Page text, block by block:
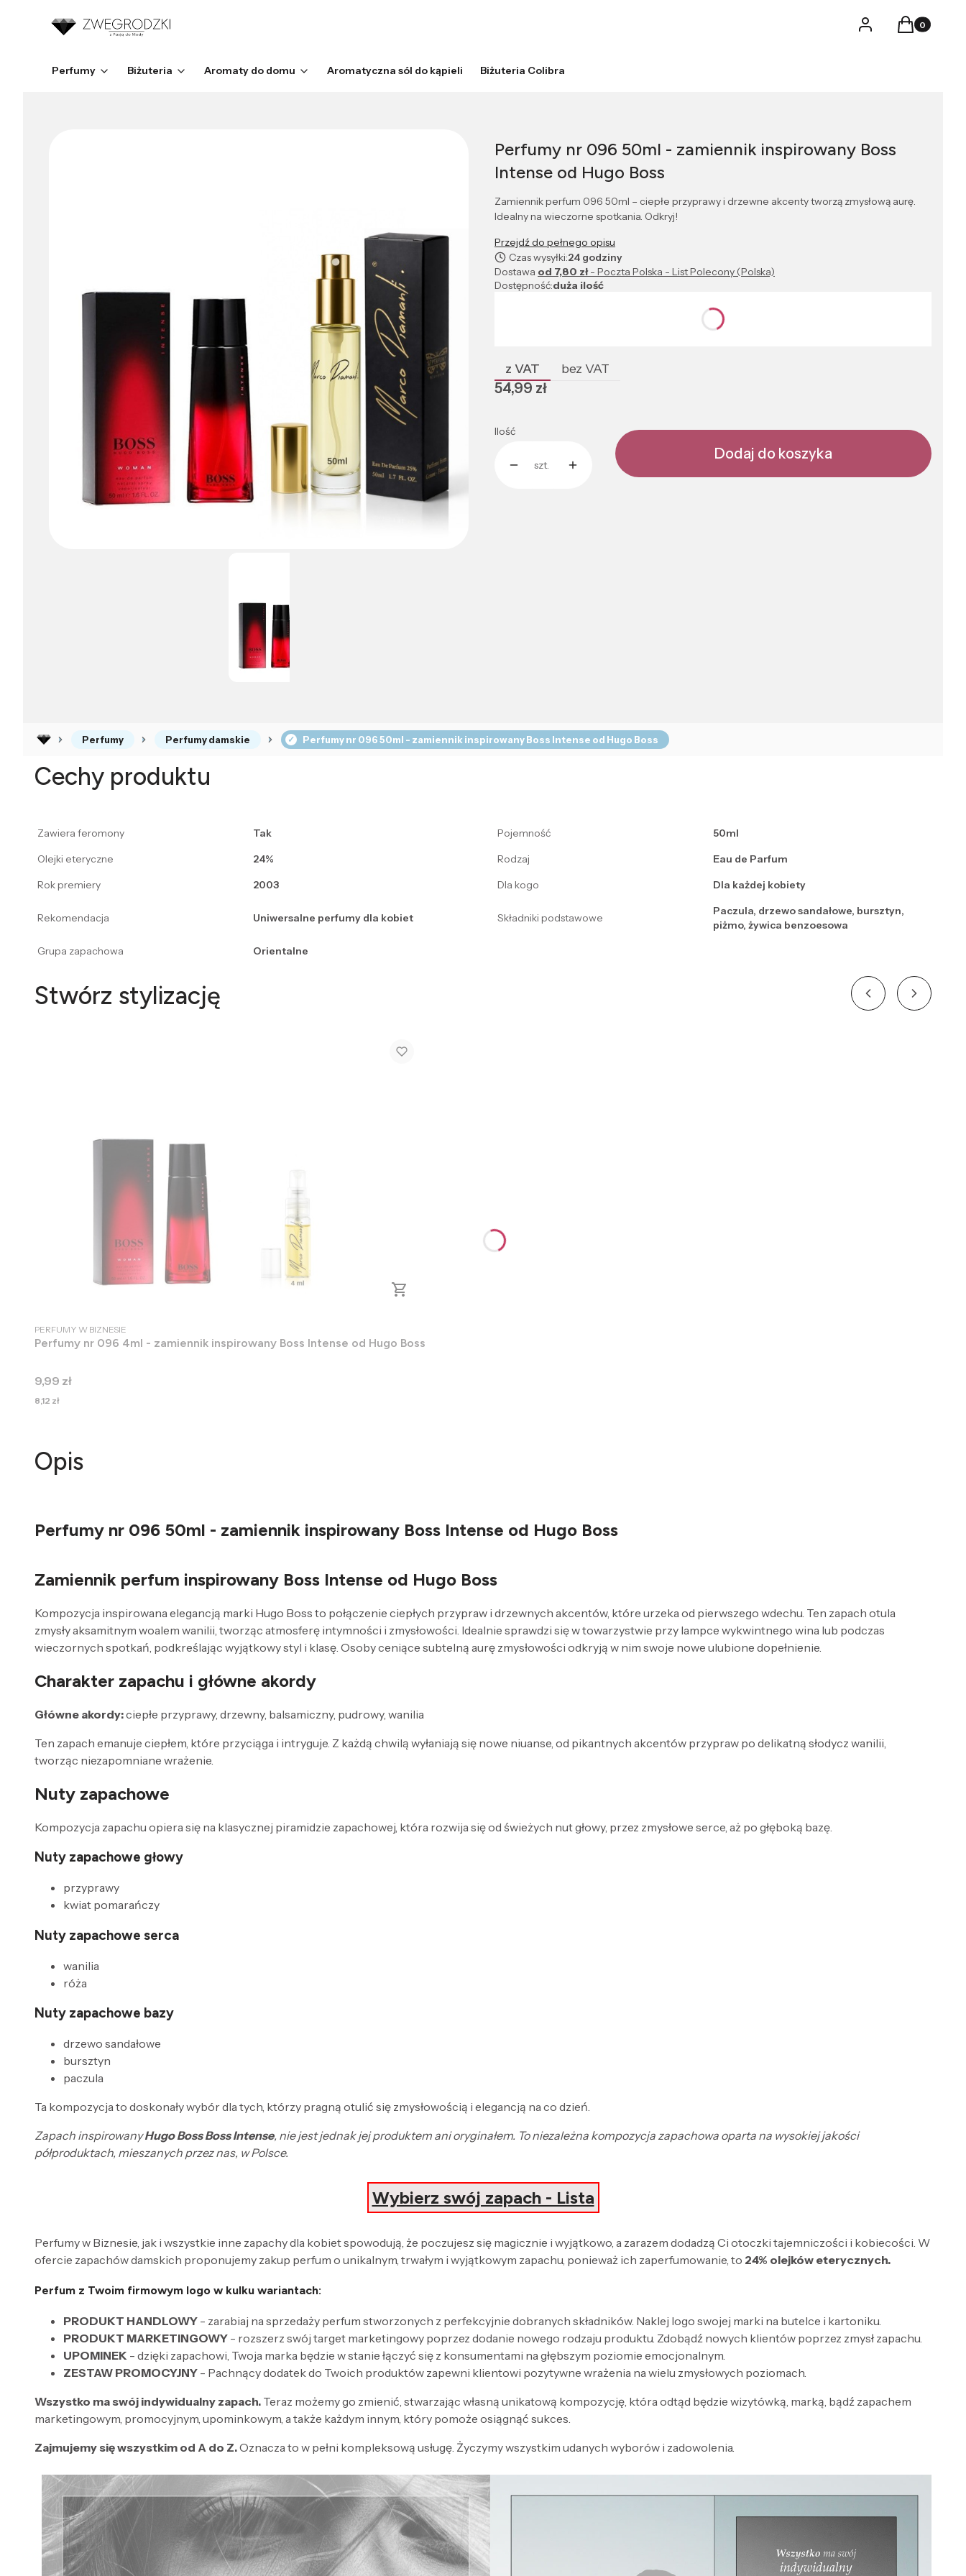
LogowanieProdukty w
Koszyk
Perfumy Biżuteria Aromaty do domu Aromatyczna sól do kąpieli Biżuteria Colibra
Perfumy nr 096 50ml - zamiennik inspirowany Boss
Intense od Hugo Boss
Zamiennik perfum 096 50ml – ciepłe przyprawy i drzewne akcenty tworzą zmysłową aurę.
Idealny na wieczorne spotkania. Odkryj!
Przejdź do pełnego opisu
Czas wysyłki:24 godziny
Dostawa od 7,80 zł- Poczta Polska - List Polecony (Polska)
Dostępność:duża ilość
z VAT bez VAT
Cena
54,99 zł
Ilość
szt.
Dodaj do koszyka
Perfumy Perfumy damskie Perfumy nr 096 50ml - zamiennik inspirowany Boss Intense od Hugo Boss
Cechy produktu
Zawiera feromony Tak Pojemność
50ml
Olejki eteryczne
24% Rodzaj
Eau de Parfum
Rok premiery
2003 Dla kogo Dla każdej kobiety
Rekomendacja Uniwersalne perfumy dla kobiet Składniki podstawowe
Paczula, drzewo sandałowe, bursztyn,
piżmo, żywica benzoesowa
Grupa zapachowa
Orientalne
Stwórz stylizację
PRODUCENT
PERFUMY W BIZNESIE
Perfumy nr 096 4ml - zamiennik inspirowany Boss Intense od Hugo Boss
Cena
9,99 zł
Cena
8,12 zł
Opis
Perfumy nr 096 50ml - zamiennik inspirowany Boss Intense od Hugo Boss
Zamiennik perfum inspirowany Boss Intense od Hugo Boss
Kompozycja inspirowana elegancją marki Hugo Boss to połączenie ciepłych przypraw i drzewnych akcentów, które urzeka od pierwszego wdechu. Ten zapach otula
zmysły aksamitnym woalem wanilii, tworząc atmosferę intymności i zmysłowości. Idealnie sprawdzi się w towarzystwie przy lampce wykwintnego wina lub podczas
wieczornych spotkań, podkreślając wyjątkowy styl i klasę. Osoby ceniące subtelną aurę zmysłowości odkryją w nim swoje nowe ulubione dopełnienie.
Charakter zapachu i główne akordy
Główne akordy:ciepłe przyprawy, drzewny, balsamiczny, pudrowy, wanilia
Ten zapach emanuje ciepłem, które przyciąga i intryguje. Z każdą chwilą wyłaniają się nowe niuanse, od pikantnych akcentów przypraw po delikatną słodycz wanilii,
tworząc niezapomniane wrażenie.
Nuty zapachowe
Kompozycja zapachu opiera się na klasycznej piramidzie zapachowej, która rozwija się od świeżych nut głowy, przez zmysłowe serce, aż po głęboką bazę.
Nuty zapachowe głowy
przyprawy
kwiat pomarańczy
Nuty zapachowe serca
wanilia
róża
Nuty zapachowe bazy
drzewo sandałowe
bursztyn
paczula
Ta kompozycja to doskonały wybór dla tych, którzy pragną otulić się zmysłowością i elegancją na co dzień.
Zapach inspirowanyHugo Boss Boss Intense, nie jest jednak jej produktem ani oryginałem. To niezależna kompozycja zapachowa oparta na wysokiej jakości
półproduktach, mieszanych przez nas, w Polsce.
Wybierz swój zapach - Lista
Perfumy w Biznesie, jak i wszystkie inne zapachy dla kobiet spowodują, że poczujesz się magicznie i wyjątkowo, a zarazem dodadzą Ci otoczki tajemniczości i kobiecości. W
ofercie zapachów damskich proponujemy zakup perfum o unikalnym, trwałym i wyjątkowym zapachu, ponieważ ich zaperfumowanie, to 24% olejków eterycznych.
Perfum z Twoim firmowym logo w kulku wariantach:
PRODUKT HANDLOWY - zarabiaj na sprzedaży perfum stworzonych z perfekcyjnie dobranych składników. Naklej logo swojej marki na butelce i kartoniku.
PRODUKT MARKETINGOWY - rozszerz swój target marketingowy poprzez dodanie nowego rodzaju produktu. Zdobądź nowych klientów poprzez zmysł zapachu.
UPOMINEK - dzięki zapachowi, Twoja marka będzie w stanie łączyć się z konsumentami na głębszym poziomie emocjonalnym.
ZESTAW PROMOCYJNY - Pachnący dodatek do Twoich produktów zapewni klientowi pozytywne wrażenia na wielu zmysłowych poziomach.
Wszystko ma swój indywidualny zapach. Teraz możemy go zmienić, stwarzając własną unikatową kompozycję, która odtąd będzie wizytówką, marką, bądź zapachem
marketingowym, promocyjnym, upominkowym, a także każdym innym, który pomoże osiągnąć sukces.
Zajmujemy się wszystkim od A do Z.Oznacza to w pełni kompleksową usługę. Życzymy wszystkim udanych wyborów i zadowolenia.